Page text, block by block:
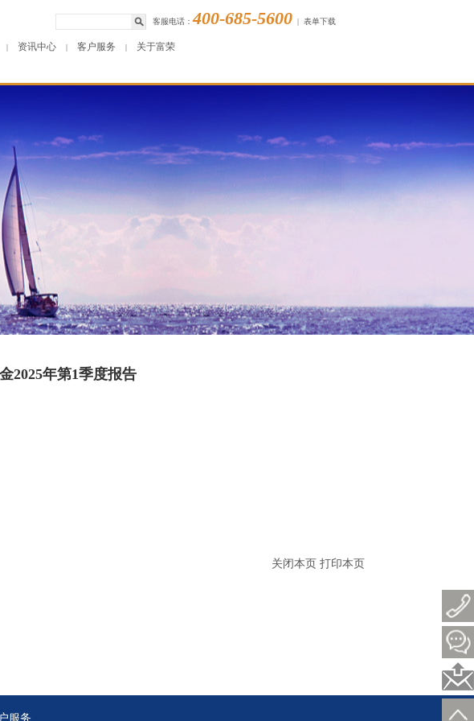
客服电话：400-685-5600 | 表单下载
| 资讯中心 | 客户服务 | 关于富荣
2025年第1季度报告
关闭本页 打印本页